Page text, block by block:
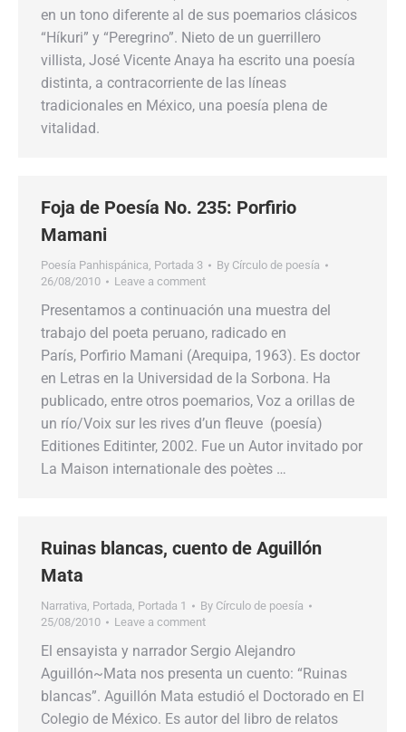
en un tono diferente al de sus poemarios clásicos
“Híkuri” y “Peregrino”. Nieto de un guerrillero
villista, José Vicente Anaya ha escrito una poesía
distinta, a contracorriente de las líneas
tradicionales en México, una poesía plena de
vitalidad.
Foja de Poesía No. 235: Porfirio
Mamani
Poesía Panhispánica, Portada 3 By Círculo de poesía
26/08/2010
Leave a comment
Presentamos a continuación una muestra del
trabajo del poeta peruano, radicado en
París, Porfirio Mamani (Arequipa, 1963). Es doctor
en Letras en la Universidad de la Sorbona. Ha
publicado, entre otros poemarios, Voz a orillas de
un río/Voix sur les rives d’un fleuve (poesía)
Editiones Editinter, 2002. Fue un Autor invitado por
La Maison internationale des poètes …
Ruinas blancas, cuento de Aguillón
Mata
Narrativa, Portada, Portada 1 By Círculo de poesía
25/08/2010
Leave a comment
El ensayista y narrador Sergio Alejandro
Aguillón~Mata nos presenta un cuento: “Ruinas
blancas”. Aguillón Mata estudió el Doctorado en El
Colegio de México. Es autor del libro de relatos